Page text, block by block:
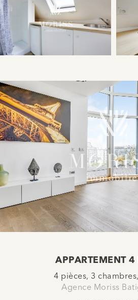
APPARTEMENT 4
4 pièces, 3
Agence Moriss